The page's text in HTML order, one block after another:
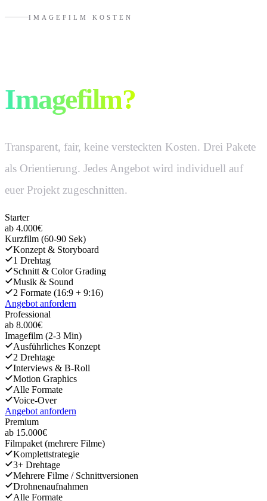
IMAGEFILM KOSTEN
Imagefilm?
Transparent, fair, keine versteckten Kosten. Drei Pakete
als Orientierung. Jedes Angebot wird individuell auf
euer Projekt zugeschnitten.
Starter
ab 4.000€
Kurzfilm (60-90 Sek)
Konzept & Storyboard
1 Drehtag
Schnitt & Color Grading
Musik & Sound
2 Formate (16:9 + 9:16)
Angebot anfordern
Professional
ab 8.000€
Imagefilm (2-3 Min)
Ausführliches Konzept
2 Drehtage
Interviews & B-Roll
Motion Graphics
Alle Formate
Voice-Over
Angebot anfordern
Premium
ab 15.000€
Filmpaket (mehrere Filme)
Komplettstrategie
3+ Drehtage
Mehrere Filme / Schnittversionen
Drohnenaufnahmen
Alle Formate